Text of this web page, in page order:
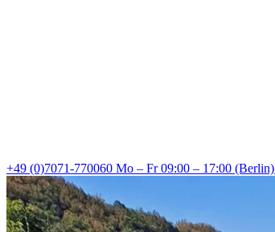
+49 (0)7071-770060 Mo – Fr 09:00 – 17:00 (Berlin)